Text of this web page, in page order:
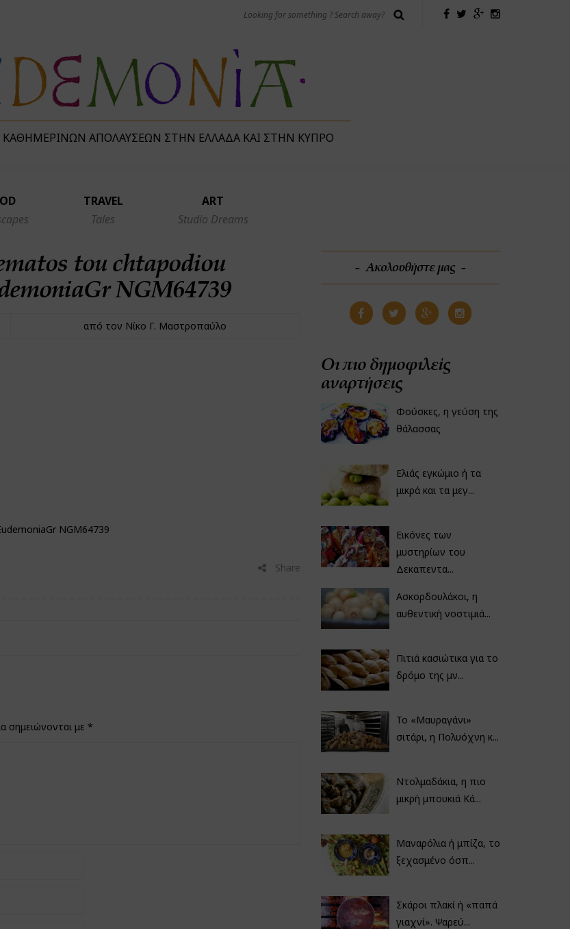
ΑΠΟΛΑΎΣΕΩΝ ΣΤΗΝ ΕΛΛΆΔΑ ΚΑΙ ΣΤΗΝ ΚΎΠΡΟ
TRAVEL
Tales
ART
Studio Dreams
tou chtapodiou
NGM64739
από τον Νίκο Γ. Μαστροπαύλο
NGM64739
Share
σημειώνονται με *
Ακολουθήστε μας
Οι πιο δημοφιλείς
αναρτήσεις
Φούσκες, η γεύση της
θάλασσας
Ελιάς εγκώμιο ή τα
μικρά και τα μεγ...
Εικόνες των
μυστηρίων του
Δεκαπεντα...
Ασκορδουλάκοι, η
αυθεντική νοστιμιά...
Πιτιά κασιώτικα για το
δρόμο της μν...
Το «Μαυραγάνι»
σιτάρι, η Πολυόχνη κ...
Ντολμαδάκια, η πιο
μικρή μπουκιά Κά...
Μαναρόλια ή μπίζα, το
ξεχασμένο όσπ...
Σκάροι πλακί ή «παπά
γιαχνί». Ψαρεύ...